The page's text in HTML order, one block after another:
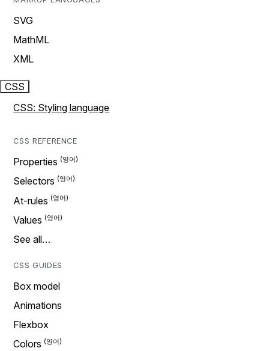
SVG
MathML
XML
CSS
CSS: Styling language
CSS REFERENCE
Properties
Selectors
At-rules
Values
See all…
CSS GUIDES
Box model
Animations
Flexbox
Colors